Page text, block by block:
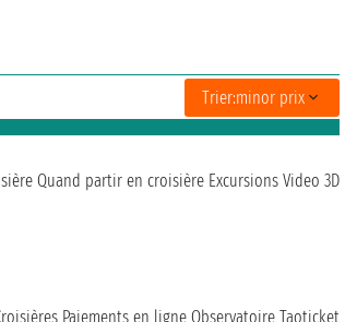
Trier:minor prix
Quand partir en croisière Excursions Video 3D
Paiements en ligne Observatoire Taoticket